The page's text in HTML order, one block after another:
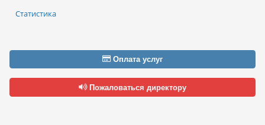
Статистика
Оплата услуг
Пожаловаться директору